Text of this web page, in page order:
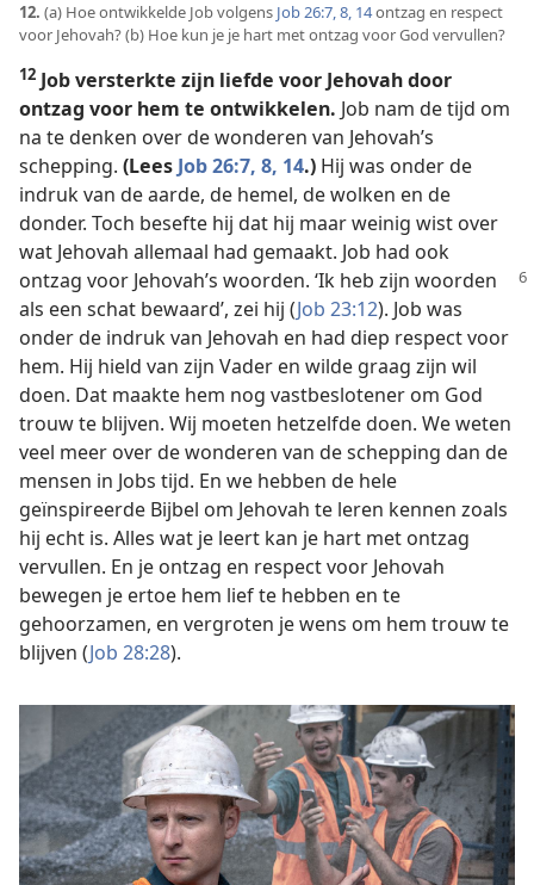
12. (a) Hoe ontwikkelde Job volgens Job 26:7, 8, 14ontzag en respect
voor Jehovah? (b) Hoe kun je je hart met ontzag voor God vervullen?
12 Job versterkte zijn liefde voor Jehovah door
ontzag voor hem te ontwikkelen. Job nam de tijd om
na te denken over de wonderen van Jehovah’s
schepping. (LeesJob 26:7, 8, 14.) Hij was onder de
indruk van de aarde, de hemel, de wolken en de
donder. Toch besefte hij dat hij maar weinig wist over
wat Jehovah allemaal had gemaakt. Job had ook
ontzag voor Jehovah’s woorden. ‘Ik heb zijn woorden
als een schat bewaard’, zei hij (Job 23:12). Job was
onder de indruk van Jehovah en had diep respect voor
hem. Hij hield van zijn Vader en wilde graag zijn wil
doen. Dat maakte hem nog vastbeslotener om God
trouw te blijven. Wij moeten hetzelfde doen. We weten
veel meer over de wonderen van de schepping dan de
mensen in Jobs tijd. En we hebben de hele
geïnspireerde Bijbel om Jehovah te leren kennen zoals
hij echt is. Alles wat je leert kan je hart met ontzag
vervullen. En je ontzag en respect voor Jehovah
bewegen je ertoe hem lief te hebben en te
gehoorzamen, en vergroten je wens om hem trouw te
blijven (Job 28:28).